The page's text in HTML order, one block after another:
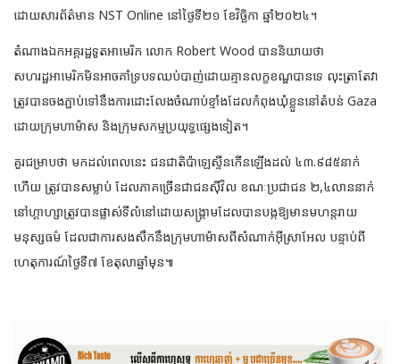
ដោយសារព័ត៌មាន NST Online នៅថ្ងៃទី២១ ខែវិច្ឆិកា ឆ្នាំ២០២៤។
តំណាងឯកអគ្គរដ្ឋទូតអាមេរិក លោក Robert Wood បាននិយាយថា
សហរដ្ឋអាមេរិកមិនអាចគាំទ្របទឈប់បាញ់ដោយគ្មានលក្ខខណ្ឌបានទេ លុះត្រាតែវា
ត្រូវបានចងភ្ជាប់ទៅនឹងការដោះលែងចំណាប់ខ្មាំងដែលកំពុងឃុំខ្លួននៅតំបន់ Gaza
ដោយក្រុមហាម៉ាស និងក្រុមសកម្មប្រយុទ្ធផ្សេងទៀត។
គួរជម្រាបថា មកដល់ពេលនេះ ជនជាតិប៉ាឡេស្ទីនកើនឡើងដល់ ៤៣.៩៨៥នាក់
ហើយ ត្រូវបានសម្លាប់ ដែលភាគច្រើនជាជនស៊ីវិល ខណៈប្រជាជន ២,៤លាននាក់
នៅហ្គាហ្សាត្រូវបានផ្លាស់ទីលំនៅដោយសង្រ្គាមដែលបានបង្កឱ្យមានមហន្តរាយ
មនុស្សធម៌ ដែលជាការសងសឹកនឹងក្រុមហាម៉ាសពីសំណាក់អ៊ីស្រាអែល បន្ទាប់ពី
ហេតុការណ៍ថ្ងៃទី៧ ខែតុលាឆ្នាំមុន៕